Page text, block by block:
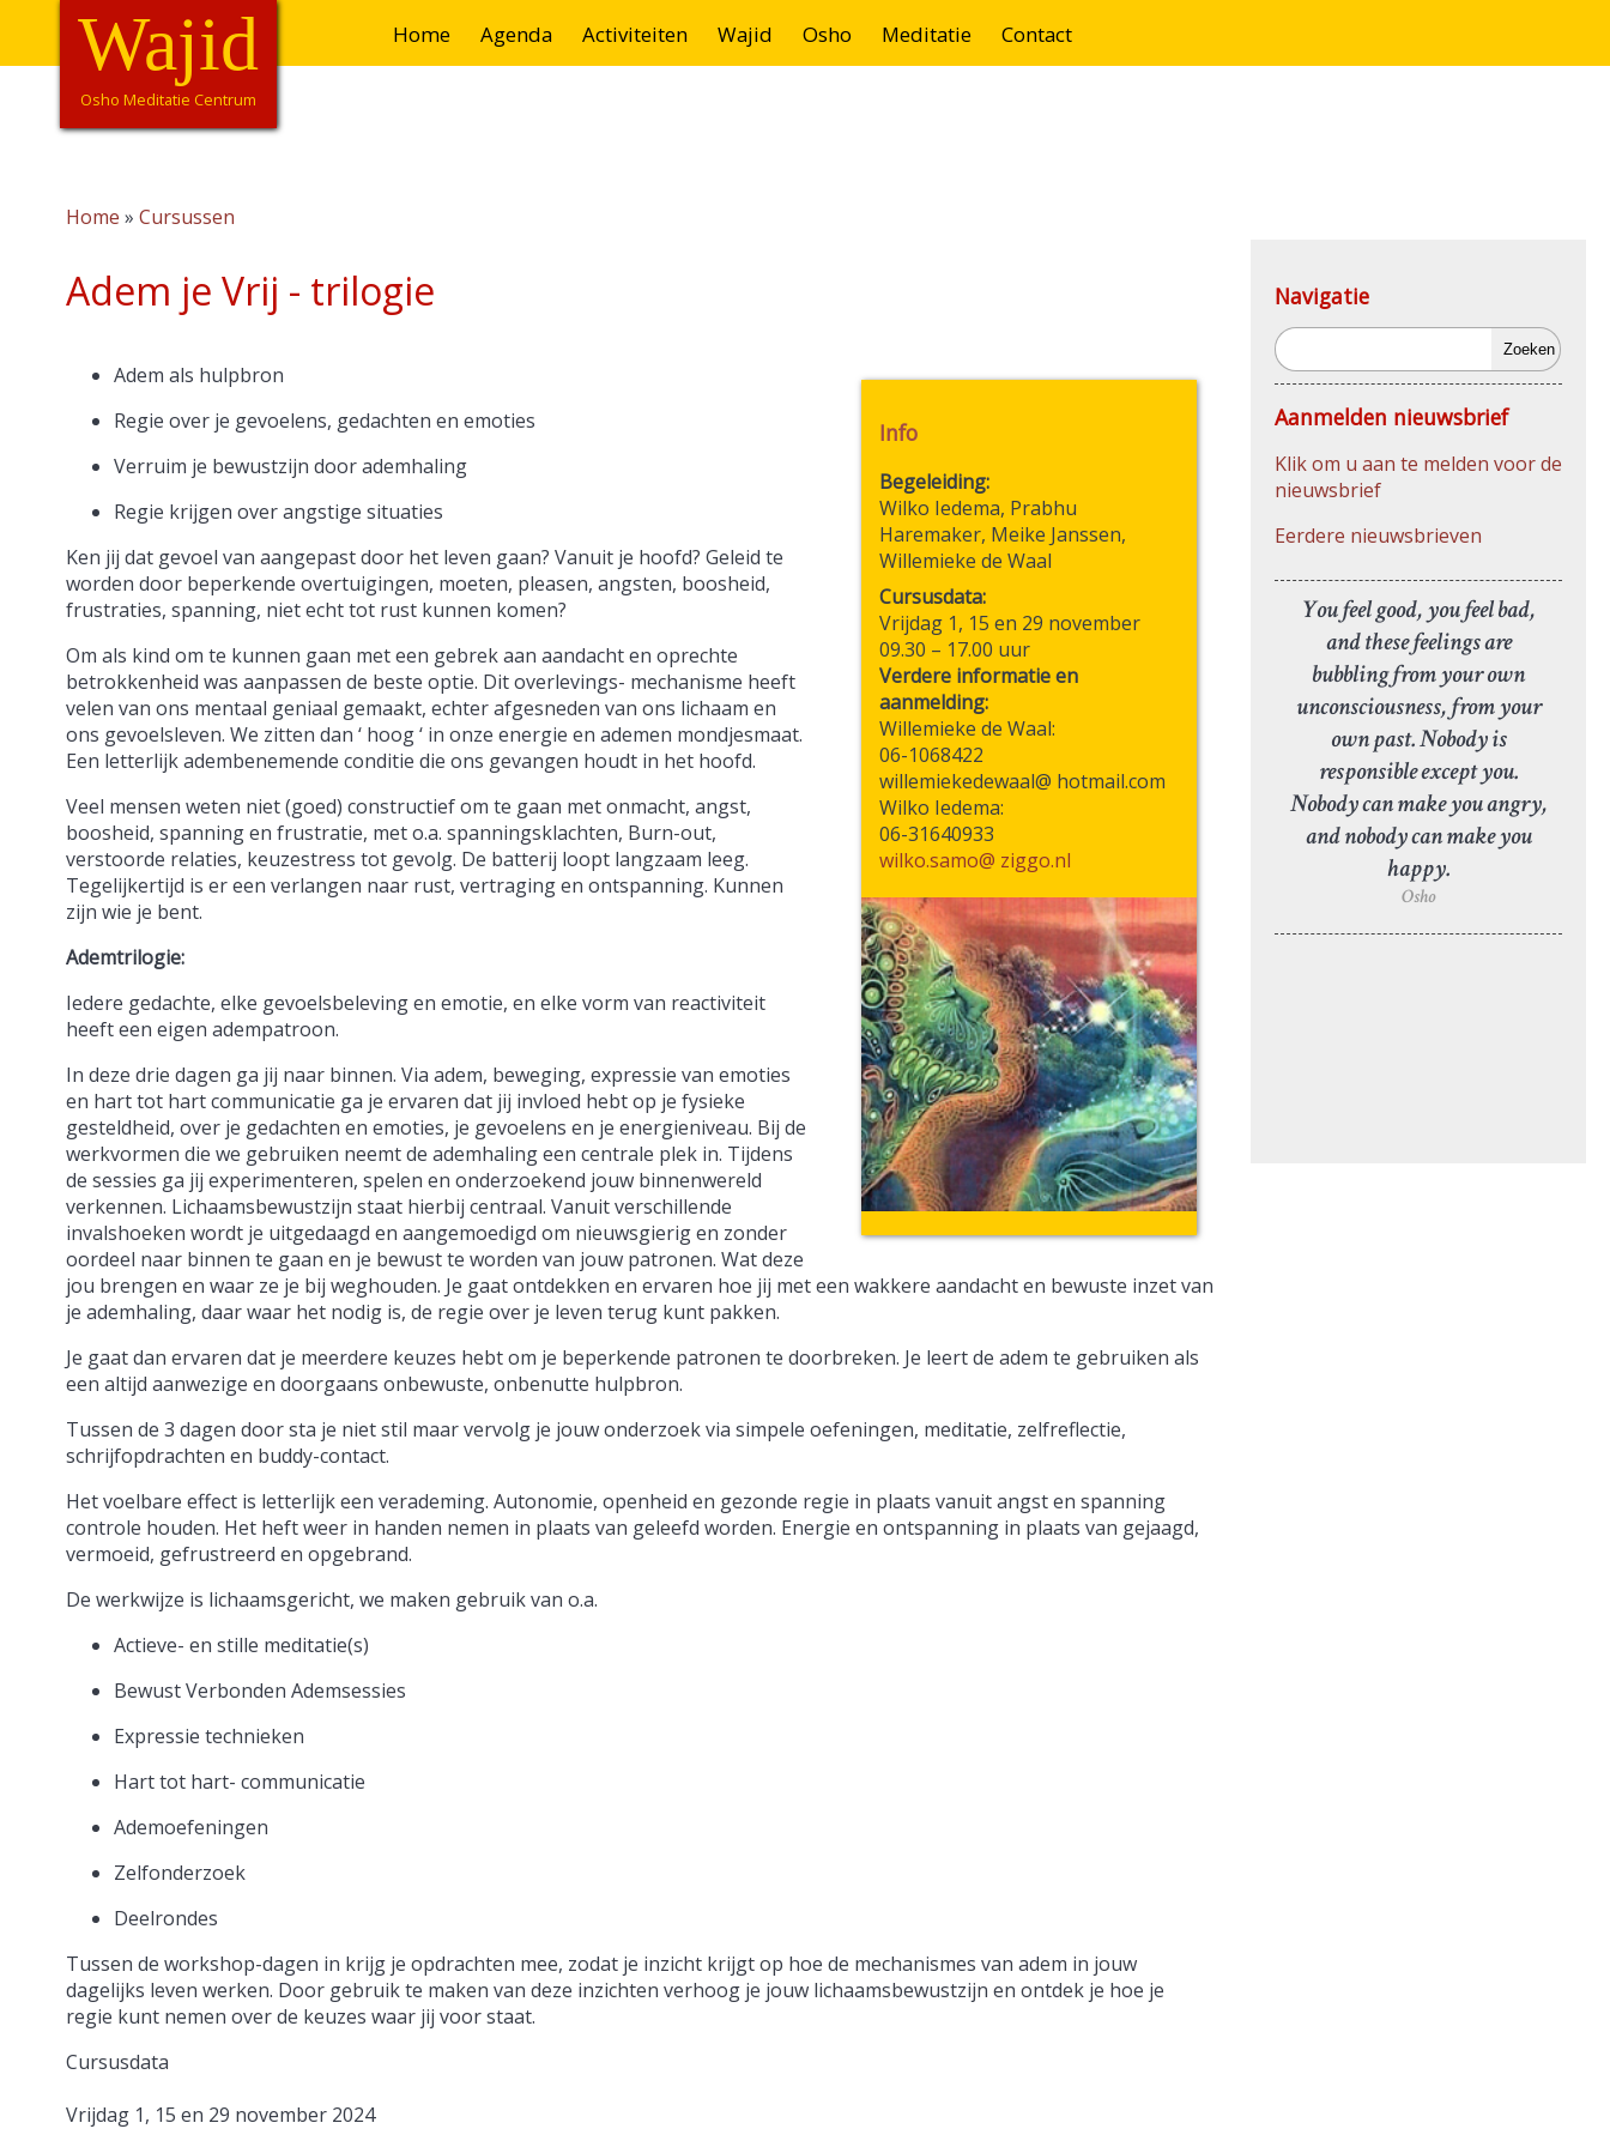
Overslaan
naar
Hoofdnavigatie
Home Agenda Activiteiten Wajid Osho Meditatie Contact
Wajid
Osho Meditatie Centrum
Home Cursussen
Adem je Vrij - trilogie
Info
Begeleiding
Wilko Iedema, Prabhu
Haremaker, Meike Janssen,
Willemieke de Waal
Cursusdata:
Vrijdag 1, 15 en 29 november
09.30 – 17.00 uur
Verdere informatie en
aanmelding:
Willemieke de Waal:
06-1068422
willemiekedewaal@ hotmail.com
Wilko Iedema:
06-31640933
wilko.samo@ ziggo.nl
Adem als hulpbron
Regie over je gevoelens, gedachten en emoties
Verruim je bewustzijn door ademhaling
Regie krijgen over angstige situaties
Ken jij dat gevoel van aangepast door het leven gaan? Vanuit je hoofd? Geleid te
worden door beperkende overtuigingen, moeten, pleasen, angsten, boosheid,
frustraties, spanning, niet echt tot rust kunnen komen?
Om als kind om te kunnen gaan met een gebrek aan aandacht en oprechte
betrokkenheid was aanpassen de beste optie. Dit overlevings- mechanisme heeft
velen van ons mentaal geniaal gemaakt, echter afgesneden van ons lichaam en
ons gevoelsleven. We zitten dan ‘ hoog ‘ in onze energie en ademen mondjesmaat.
Een letterlijk adembenemende conditie die ons gevangen houdt in het hoofd.
Veel mensen weten niet (goed) constructief om te gaan met onmacht, angst,
boosheid, spanning en frustratie, met o.a. spanningsklachten, Burn-out,
verstoorde relaties, keuzestress tot gevolg. De batterij loopt langzaam leeg.
Tegelijkertijd is er een verlangen naar rust, vertraging en ontspanning. Kunnen
zijn wie je bent.
Ademtrilogie:
Iedere gedachte, elke gevoelsbeleving en emotie, en elke vorm van reactiviteit
heeft een eigen adempatroon.
In deze drie dagen ga jij naar binnen. Via adem, beweging, expressie van emoties
en hart tot hart communicatie ga je ervaren dat jij invloed hebt op je fysieke
gesteldheid, over je gedachten en emoties, je gevoelens en je energieniveau. Bij de
werkvormen die we gebruiken neemt de ademhaling een centrale plek in. Tijdens
de sessies ga jij experimenteren, spelen en onderzoekend jouw binnenwereld
verkennen. Lichaamsbewustzijn staat hierbij centraal. Vanuit verschillende
invalshoeken wordt je uitgedaagd en aangemoedigd om nieuwsgierig en zonder
oordeel naar binnen te gaan en je bewust te worden van jouw patronen. Wat deze
jou brengen en waar ze je bij weghouden. Je gaat ontdekken en ervaren hoe jij met een wakkere aandacht en bewuste inzet van
je ademhaling, daar waar het nodig is, de regie over je leven terug kunt pakken.
Je gaat dan ervaren dat je meerdere keuzes hebt om je beperkende patronen te doorbreken. Je leert de adem te gebruiken als
een altijd aanwezige en doorgaans onbewuste, onbenutte hulpbron.
Tussen de 3 dagen door sta je niet stil maar vervolg je jouw onderzoek via simpele oefeningen, meditatie, zelfreflectie,
schrijfopdrachten en buddy-contact.
Het voelbare effect is letterlijk een verademing. Autonomie, openheid en gezonde regie in plaats vanuit angst en spanning
controle houden. Het heft weer in handen nemen in plaats van geleefd worden. Energie en ontspanning in plaats van gejaagd,
vermoeid, gefrustreerd en opgebrand.
De werkwijze is lichaamsgericht, we maken gebruik van o.a.
Actieve- en stille meditatie(s)
Bewust Verbonden Ademsessies
Expressie technieken
Hart tot hart- communicatie
Ademoefeningen
Zelfonderzoek
Deelrondes
Tussen de workshop-dagen in krijg je opdrachten mee, zodat je inzicht krijgt op hoe de mechanismes van adem in jouw
dagelijks leven werken. Door gebruik te maken van deze inzichten verhoog je jouw lichaamsbewustzijn en ontdek je hoe je
regie kunt nemen over de keuzes waar jij voor staat.
Cursusdata
Vrijdag 1, 15 en 29 november 2024
Navigatie
Zoeken
Aanmelden nieuwsbrief
Klik om u aan te melden voor de
nieuwsbrief
Eerdere nieuwsbrieven
You feel good, you feel bad,
and these feelings are
bubbling from your own
unconsciousness, from your
own past. Nobody is
responsible except you.
Nobody can make you angry,
and nobody can make you
happy.
Osho